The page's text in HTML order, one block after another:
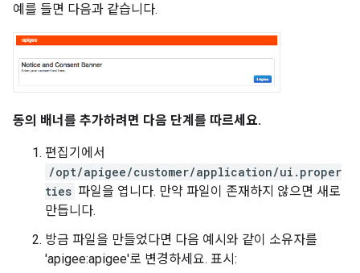
예를 들면 다음과 같습니다.
동의 배너를 추가하려면 다음 단계를 따르세요.
편집기에서
/opt/apigee/customer/application/ui.proper
ties 파일을 엽니다. 만약 파일이 존재하지 않으면 새로
만듭니다.
방금 파일을 만들었다면 다음 예시와 같이 소유자를
'apigee:apigee'로 변경하세요. 표시: